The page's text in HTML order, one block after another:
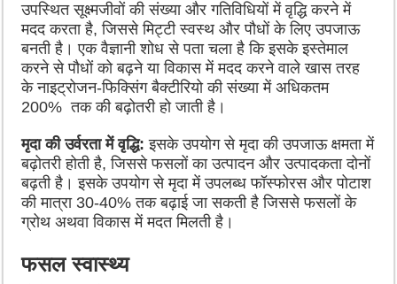
उपस्थित सूक्ष्मजीवों की संख्या और गतिविधियों में वृद्धि करने में
मदद करता है, जिससे मिट्टी स्वस्थ और पौधों के लिए उपजाऊ
बनती है। एक वैज्ञानी शोध से पता चला है कि इसके इस्तेमाल
करने से पौधों को बढ़ने या विकास में मदद करने वाले खास तरह
के नाइट्रोजन-फिक्सिंग बैक्टीरियो की संख्या में अधिकतम
200% तक की बढ़ोतरी हो जाती है।
मृदा की उर्वरता में वृद्धि: इसके उपयोग से मृदा की उपजाऊ क्षमता में
बढ़ोतरी होती है, जिससे फसलों का उत्पादन और उत्पादकता दोनों
बढ़ती है। इसके उपयोग से मृदा में उपलब्ध फॉस्फोरस और पोटाश
की मात्रा 30-40% तक बढ़ाई जा सकती है जिससे फसलों के
ग्रोथ अथवा विकास में मदत मिलती है।
फसल स्वास्थ्य